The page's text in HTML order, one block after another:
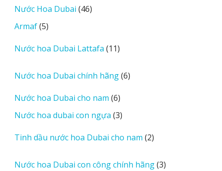
phẩm
Nước Hoa Dubai 4646
Armaf 55
phẩm
Nước hoa Dubai Lattafa 1111
phẩm
Nước hoa Dubai chính hãng 66
Nước hoa Dubai cho nam 66
sản
phẩm
Nước hoa dubai con ngựa 33
phẩm
Tinh dầu nước hoa Dubai cho nam 22
phẩm
Nước hoa Dubai con công chính hãng 33